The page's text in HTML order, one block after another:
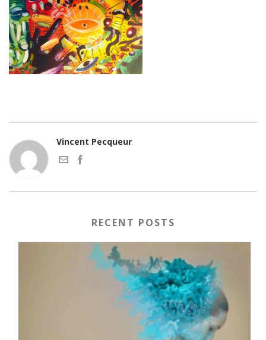
Vincent Pecqueur
RECENT POSTS